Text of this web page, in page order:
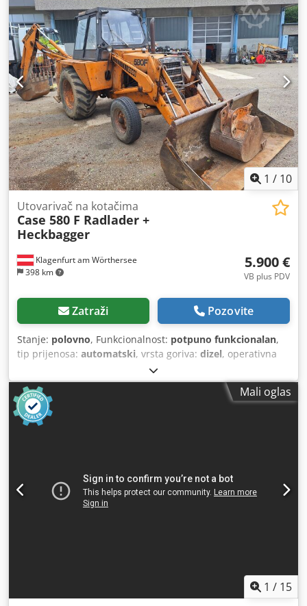
1 / 10
Klagenfurt am Wörthersee
398 km
Utovarivač na kotačima
Case 580 F Radlader +
Heckbagger
5.900 €
VB plus PDV
Zatraži Pozovite
Stanje: polovno, Funkcionalnost: potpuno funkcionalan,
tip prijenosa: automatski, vrsta goriva: dizel, operativna
, konfiguracija osovina:
registracija:10/1977, Godina izgradnje:1977, Oprema:
hidraulika
Mali oglas
1 / 15